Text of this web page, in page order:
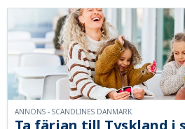
ANNONS - SCANDLINES DANMARK